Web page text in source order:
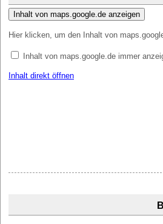
Inhalt von maps.google.de anzeigen
Hier klicken, um den Inhalt von
Inhalt von maps.google.de immer
Inhalt direkt öffnen